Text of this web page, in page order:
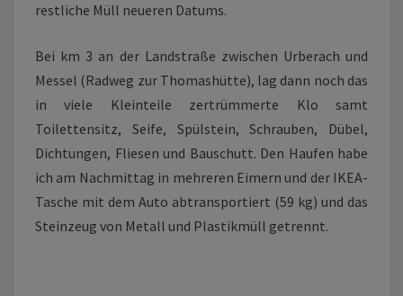
restliche Müll neueren Datums.
Bei km 3 an der Landstraße zwischen Urberach und
Messel (Radweg zur Thomashütte), lag dann noch das
in viele Kleinteile zertrümmerte Klo samt
Toilettensitz, Seife, Spülstein, Schrauben, Dübel,
Dichtungen, Fliesen und Bauschutt. Den Haufen habe
ich am Nachmittag in mehreren Eimern und der IKEA-
Tasche mit dem Auto abtransportiert (59 kg) und das
Steinzeug von Metall und Plastikmüll getrennt.